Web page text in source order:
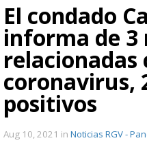
El condado
informa de 3
relacionadas
coronavirus,
positivos
Aug 10, 2021 in Noticias RGV -